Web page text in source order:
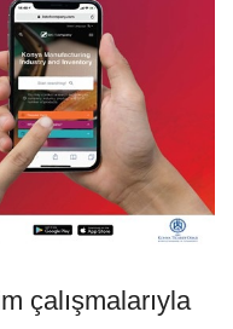
çalışmalarıyla